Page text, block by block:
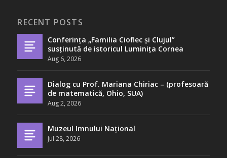
RECENT POSTS
Conferința „Familia Cioflec și Clujul”
susținută de istoricul Luminița Cornea
Aug 6, 2026
Dialog cu Prof. Mariana Chiriac – (profesoară
de matematică, Ohio, SUA)
Aug 2, 2026
Muzeul Imnului Național
Jul 28, 2026